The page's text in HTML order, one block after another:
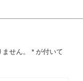
せん。 * が付いて